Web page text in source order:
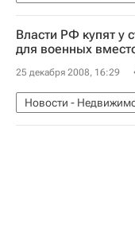
Коммерческая
Власти РФ купят у
для военных
25 декабря 2008, 16:29
Новости -